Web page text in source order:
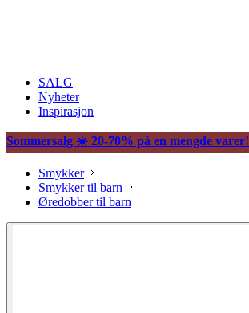
SALG
Nyheter
Inspirasjon
Sommersalg ☀️ 20-70% på en mengde varer!
Smykker
Smykker til barn
Øredobber til barn